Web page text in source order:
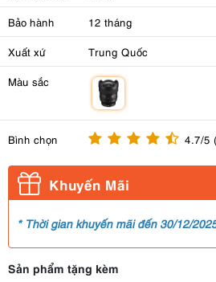
Bảo hành 12 tháng
Xuất xứ Trung Quốc
Màu sắc
Bình chọn 4.7/5
Khuyến Mãi
* Thời gian khuyến mãi đến 30/12/
Sản phẩm tặng kèm